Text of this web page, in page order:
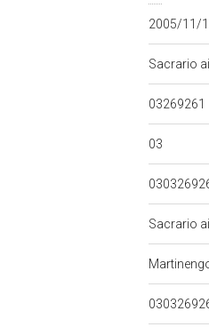
2005/11/
Sacrario
03269261
03
Sacrario